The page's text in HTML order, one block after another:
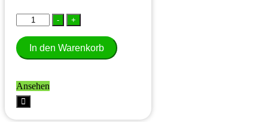
-
Fitty-
Wecken
Menge
+
In den Warenkorb
Ansehen